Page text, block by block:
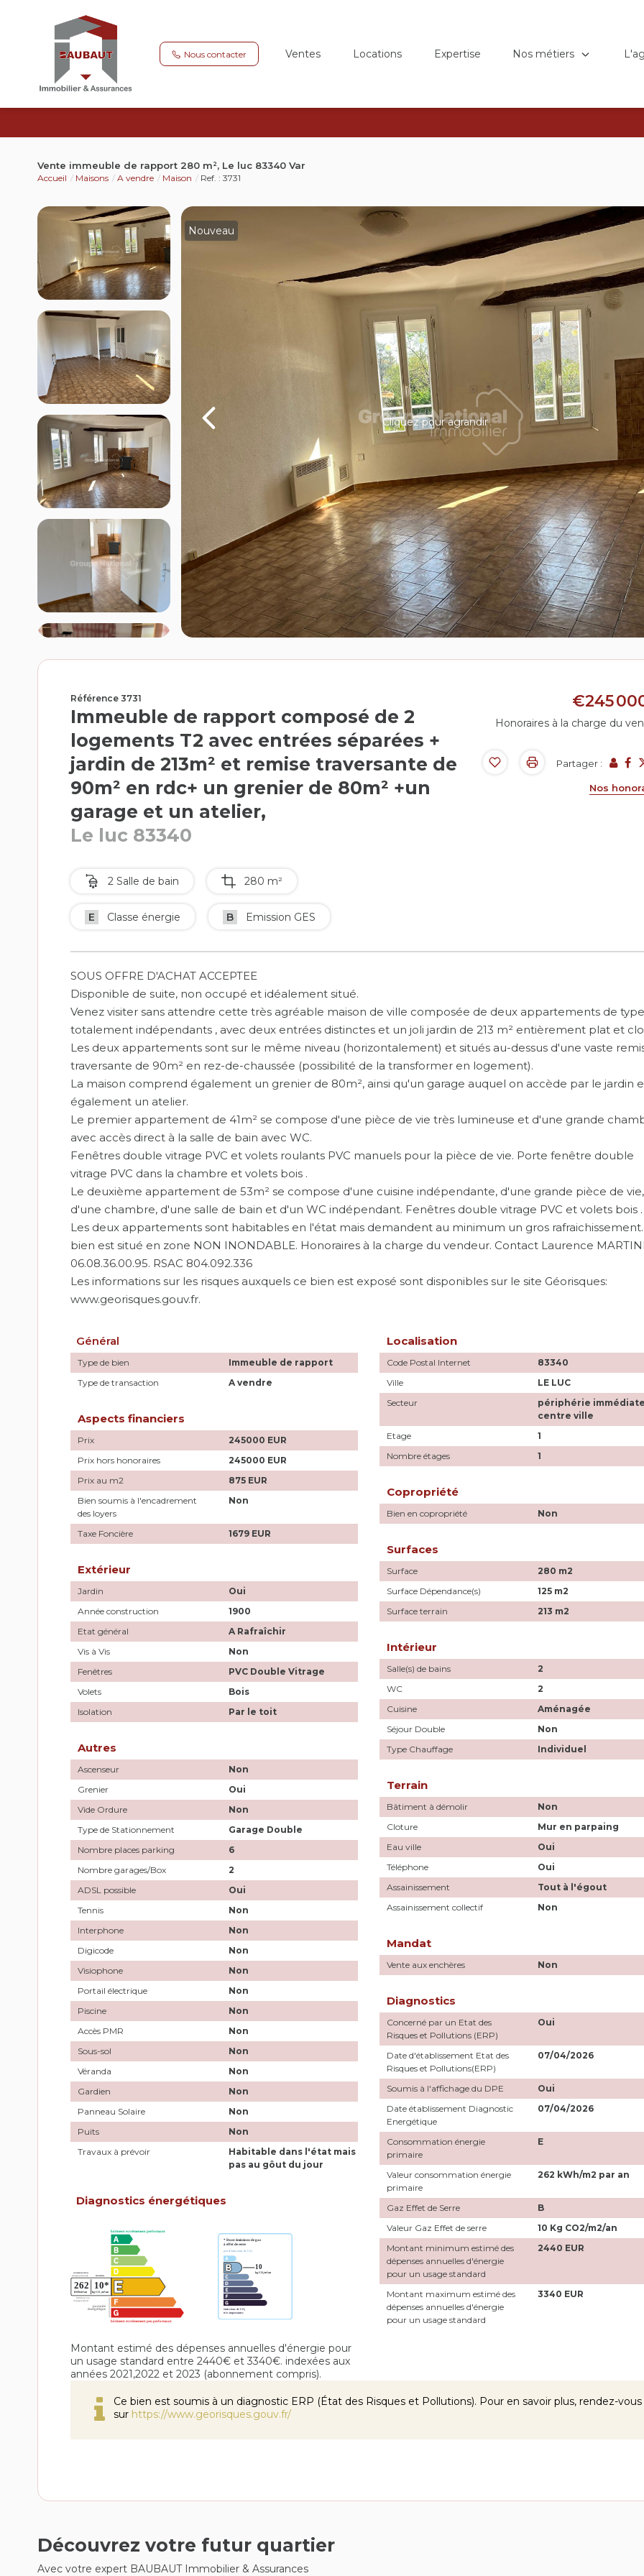
Nous contacter Ventes Locations Expertise Nos métiers
Vente immeuble de rapport 280 m², Le luc 83340 Var
Accueil Maisons A vendre Maison Ref. : 3731
Nouveau
Cliquez pour agrandir
Référence 3731
Immeuble de rapport composé de 2
logements T2 avec entrées séparées +
jardin de 213m² et remise traversante de
90m² en rdc+ un grenier de 80m² +un
garage et un atelier,
Le luc 83340
2 Salle de bain 280 m²
E Classe énergie B Emission GES
€245
Honoraires à la charge du
Partager :
Nos
SOUS OFFRE D'ACHAT ACCEPTEE
Disponible de suite, non occupé et idéalement situé.
Venez visiter sans attendre cette très agréable maison de ville composée de deux appartements de
totalement indépendants , avec deux entrées distinctes et un joli jardin de 213 m² entièrement plat et
Les deux appartements sont sur le même niveau (horizontalement) et situés au-dessus d'une vaste
traversante de 90m² en rez-de-chaussée (possibilité de la transformer en logement).
La maison comprend également un grenier de 80m², ainsi qu'un garage auquel on accède par le jardin
également un atelier.
Le premier appartement de 41m² se compose d'une pièce de vie très lumineuse et d'une grande
avec accès direct à la salle de bain avec WC.
Fenêtres double vitrage PVC et volets roulants PVC manuels pour la pièce de vie. Porte fenêtre double
vitrage PVC dans la chambre et volets bois .
Le deuxième appartement de 53m² se compose d'une cuisine indépendante, d'une grande pièce de vie,
d'une chambre, d'une salle de bain et d'un WC indépendant. Fenêtres double vitrage PVC et volets bois .
Les deux appartements sont habitables en l'état mais demandent au minimum un gros
bien est situé en zone NON INONDABLE. Honoraires à la charge du vendeur. Contact Laurence
06.08.36.00.95. RSAC 804.092.336
Les informations sur les risques auxquels ce bien est exposé sont disponibles sur le site Géorisques:
www.georisques.gouv.fr.
Général
Type de bien
Immeuble de rapport
Type de transaction
A vendre
Localisation
Code Postal Internet
83340
Ville
LE LUC
Secteur
périphérie
centre ville
Etage
1
Nombre étages
1
Aspects financiers
Prix
245000 EUR
Prix hors honoraires
245000 EUR
Prix au m2
875 EUR
Bien soumis à l'encadrement
des loyers
Non
Taxe Foncière 1679 EUR
Copropriété
Bien en copropriété Non
Surfaces
Surface
280 m2
Surface Dépendance(s)
125 m2
Surface terrain
213 m2
Extérieur
Jardin
Oui
Année construction
1900
Etat général
A Rafraîchir
Vis à Vis
Non
Fenêtres
PVC Double Vitrage
Volets
Bois
Isolation
Par le toit
Intérieur
Salle(s) de bains
2
WC
2
Cuisine
Aménagée
Séjour Double
Non
Type Chauffage
Individuel
Autres
Ascenseur
Non
Grenier
Oui
Vide Ordure
Non
Type de Stationnement
Garage Double
Nombre places parking
6
Nombre garages/Box
2
ADSL possible
Oui
Tennis
Non
Interphone
Non
Digicode
Non
Visiophone
Non
Portail électrique
Non
Piscine
Non
Accès PMR
Non
Sous-sol
Non
Véranda
Non
Gardien
Non
Panneau Solaire
Non
Puits
Non
Travaux à prévoir
Habitable dans l'état mais
pas au gôut du jour
Terrain
Bâtiment à démolir
Non
Cloture
Mur en parpaing
Eau ville
Oui
Téléphone
Oui
Assainissement
Tout à l'égout
Assainissement collectif
Non
Mandat
Vente aux enchères Non
Diagnostics
Concerné par un Etat des
Risques et Pollutions (ERP)
Oui
Date d'établissement Etat des
Risques et Pollutions(ERP)
07/04/2026
Soumis à l'affichage du DPE
Oui
Date établissement Diagnostic
Energétique
07/04/2026
Consommation énergie
primaire
E
Valeur consommation énergie
primaire
262 kWh/m2 par an
Gaz Effet de Serre
B
Valeur Gaz Effet de serre
10 Kg CO2/m2/an
Montant minimum estimé des
dépenses annuelles d'énergie
pour un usage standard
2440 EUR
Montant maximum estimé des
dépenses annuelles d'énergie
pour un usage standard
3340 EUR
Diagnostics énergétiques
Montant estimé des dépenses annuelles d'énergie pour
un usage standard entre 2440€ et 3340€. indexées aux
années 2021,2022 et 2023 (abonnement compris).
Ce bien est soumis à un diagnostic ERP (État des Risques et Pollutions). Pour en savoir plus, rendez-vous
sur https://www.georisques.gouv.fr/
Découvrez votre futur quartier
Avec votre expert BAUBAUT Immobilier & Assurances